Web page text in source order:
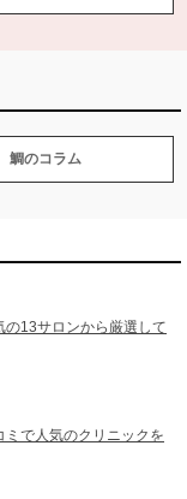
鯛のコラム
13サロンから厳選して
で人気のクリニックを